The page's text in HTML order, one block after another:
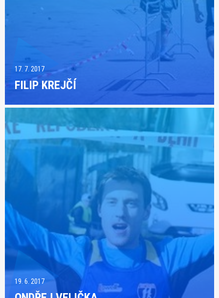
17. 7. 2017
FILIP KREJČÍ
19. 6. 2017